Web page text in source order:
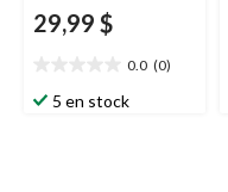
29,99 $
0.0 (0)
étoile(s)
5 en stock